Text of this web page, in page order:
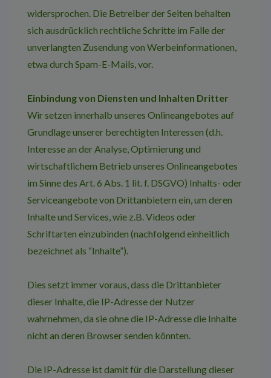
widersprochen. Die Betreiber der Seiten behalten
sich ausdrücklich rechtliche Schritte im Falle der
unverlangten Zusendung von Werbeinformationen,
etwa durch Spam-E-Mails, vor.
Einbindung von Diensten und Inhalten Dritter
Wir setzen innerhalb unseres Onlineangebotes auf
Grundlage unserer berechtigten Interessen (d.h.
Interesse an der Analyse, Optimierung und
wirtschaftlichem Betrieb unseres Onlineangebotes
im Sinne des Art. 6 Abs. 1 lit. f. DSGVO) Inhalts- oder
Serviceangebote von Drittanbietern ein, um deren
Inhalte und Services, wie z.B. Videos oder
Schriftarten einzubinden (nachfolgend einheitlich
bezeichnet als “Inhalte”).
Dies setzt immer voraus, dass die Drittanbieter
dieser Inhalte, die IP-Adresse der Nutzer
wahrnehmen, da sie ohne die IP-Adresse die Inhalte
nicht an deren Browser senden könnten.
Die IP-Adresse ist damit für die Darstellung dieser